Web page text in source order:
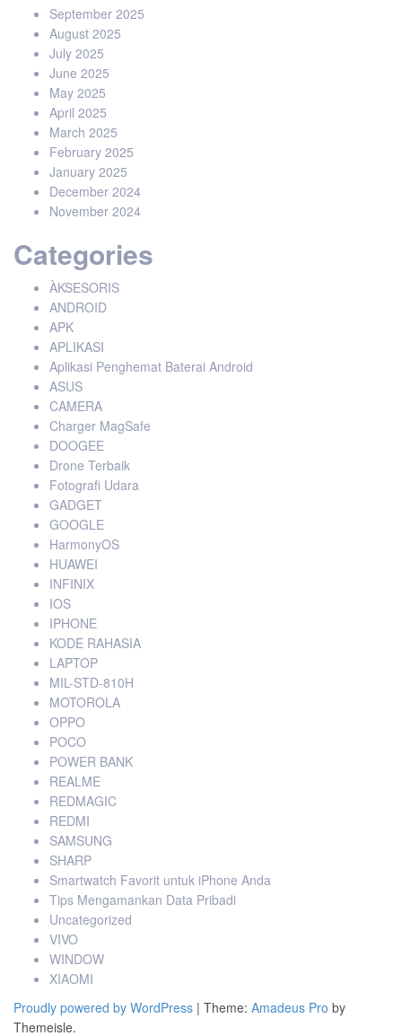
September 2025
August 2025
July 2025
June 2025
May 2025
April 2025
March 2025
February 2025
January 2025
December 2024
November 2024
Categories
ÀKSESORIS
ANDROID
APK
APLIKASI
Aplikasi Penghemat Baterai Android
ASUS
CAMERA
Charger MagSafe
DOOGEE
Drone Terbaik
Fotografi Udara
GADGET
GOOGLE
HarmonyOS
HUAWEI
INFINIX
IOS
IPHONE
KODE RAHASIA
LAPTOP
MIL-STD-810H
MOTOROLA
OPPO
POCO
POWER BANK
REALME
REDMAGIC
REDMI
SAMSUNG
SHARP
Smartwatch Favorit untuk iPhone Anda
Tips Mengamankan Data Pribadi
Uncategorized
VIVO
WINDOW
XIAOMI
Proudly powered by WordPress | Theme: Amadeus Pro by
Themeisle.